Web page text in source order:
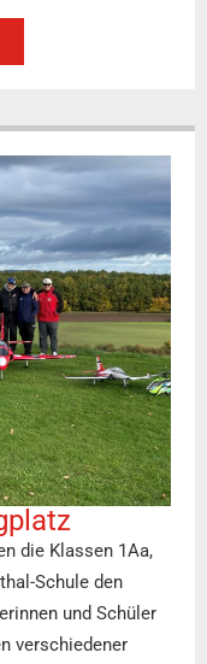
die Klassen 1Aa,
Schule den
und Schüler
verschiedener